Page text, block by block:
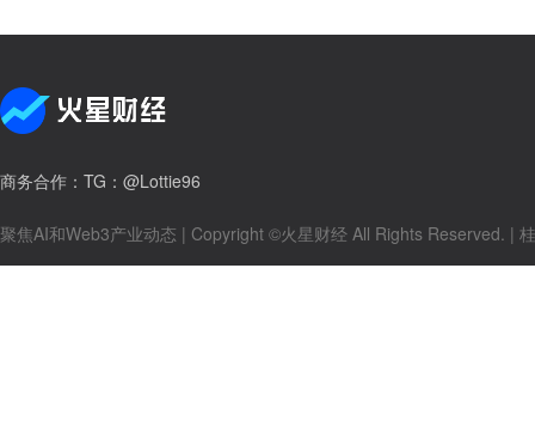
商务合作 ：TG：@Lottie96
聚焦AI和Web3产业动态 | Copyright ©火星财经 All Rights Reserved. |